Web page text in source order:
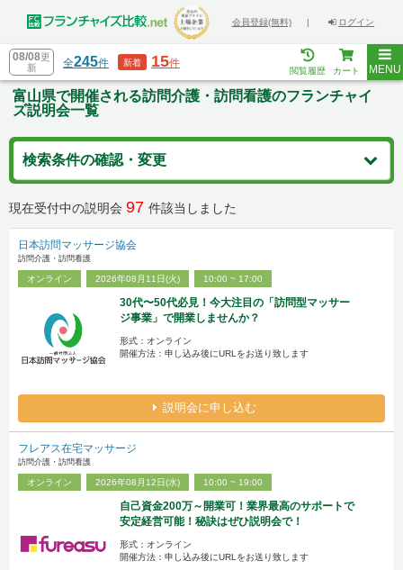
会員登録(無料) | ログイン
08/08更
新
全245件 新着 15件
閲覧履歴 カート MENU
富山県で開催される訪問介護・訪問看護のフランチャイ
ズ説明会一覧
検索条件の確認・変更
現在受付中の説明会 97 件該当しました
日本訪問マッサージ協会
訪問介護・訪問看護
オンライン 2026年08月11日(火) 10:00 ~ 17:00
30代〜50代必見！今大注目の「訪問型マッサー
ジ事業」で開業しませんか？
形式：オンライン
開催方法：申し込み後にURLをお送り致します
説明会に申し込む
フレアス在宅マッサージ
訪問介護・訪問看護
オンライン 2026年08月12日(水) 10:00 ~ 19:00
自己資金200万～開業可！業界最高のサポートで
安定経営可能！秘訣はぜひ説明会で！
形式：オンライン
開催方法：申し込み後にURLをお送り致します